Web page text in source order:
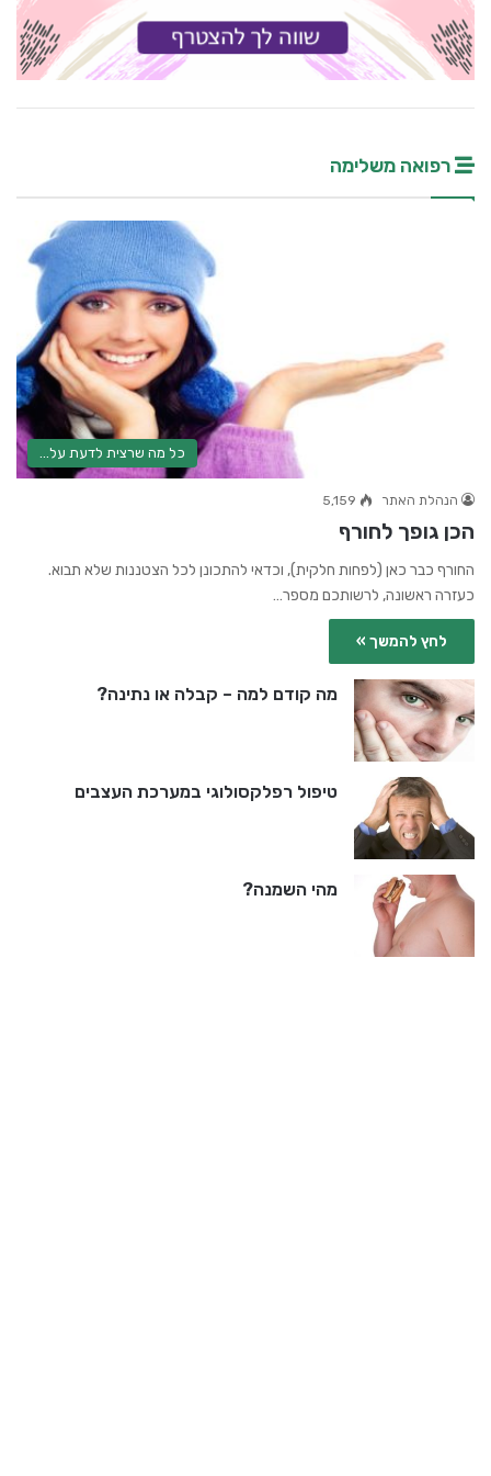
רפואה משלימה
כל מה שרצית לדעת על...
הנהלת האתר 5,159
הכן גופך לחורף
החורף כבר כאן (לפחות חלקית), וכדאי להתכונן לכל הצטננות שלא תבוא.
כעזרה ראשונה, לרשותכם מספר…
לחץ להמשך »
מה קודם למה – קבלה או נתינה?
טיפול רפלקסולוגי במערכת העצבים
מהי השמנה?